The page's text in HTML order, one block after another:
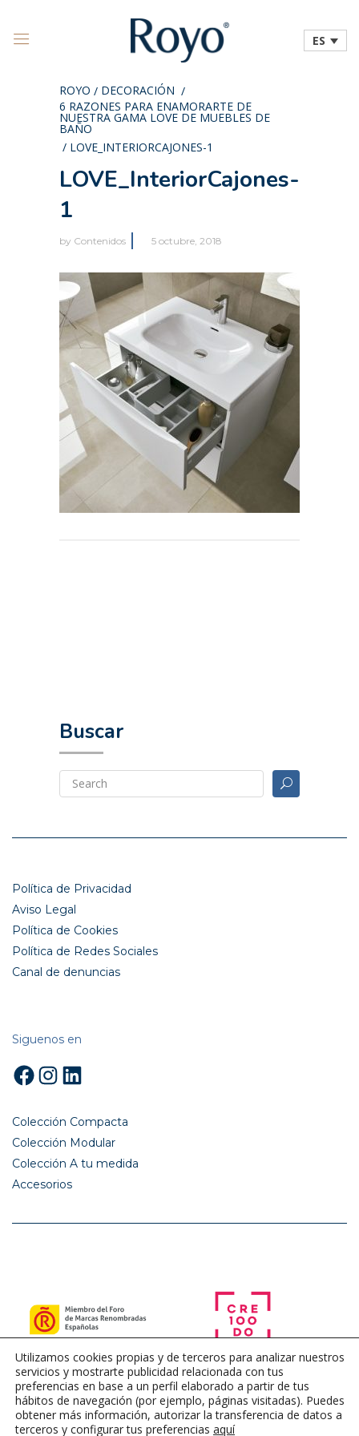
ES
ROYO / DECORACIÓN /
6 RAZONES PARA ENAMORARTE DE
NUESTRA GAMA LOVE DE MUEBLES DE
BAÑO
/ LOVE_INTERIORCAJONES-1
LOVE_InteriorCajones-
1
by Contenidos 5 octubre, 2018
Buscar
Política de Privacidad
Aviso Legal
Política de Cookies
Política de Redes Sociales
Canal de denuncias
Siguenos en
Facebook
Instagram
LinkedIn
Colección Compacta
Colección Modular
Colección A tu medida
Accesorios
Utilizamos cookies propias y de terceros para analizar nuestros
servicios y mostrarte publicidad relacionada con tus
preferencias en base a un perfil elaborado a partir de tus
hábitos de navegación (por ejemplo, páginas visitadas). Puedes
obtener más información, autorizar la transferencia de datos a
terceros y configurar tus preferencias aquí